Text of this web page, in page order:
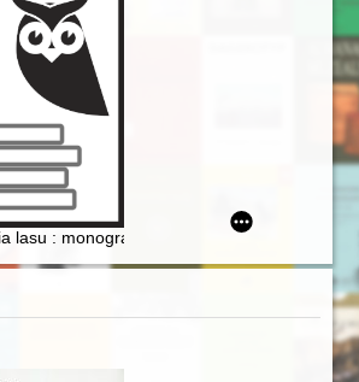
egzarchatu Rawenny
lasu : monografia Puszczy Niepołomickiej